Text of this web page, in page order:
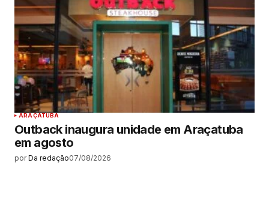
ARAÇATUBA
Outback inaugura unidade em Araçatuba
em agosto
por Da redação07/08/2026